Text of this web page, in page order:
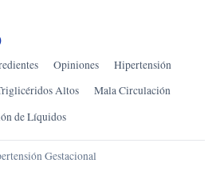
Opiniones
Hipertensión
Altos
Mala Circulación
de Líquidos
Gestacional